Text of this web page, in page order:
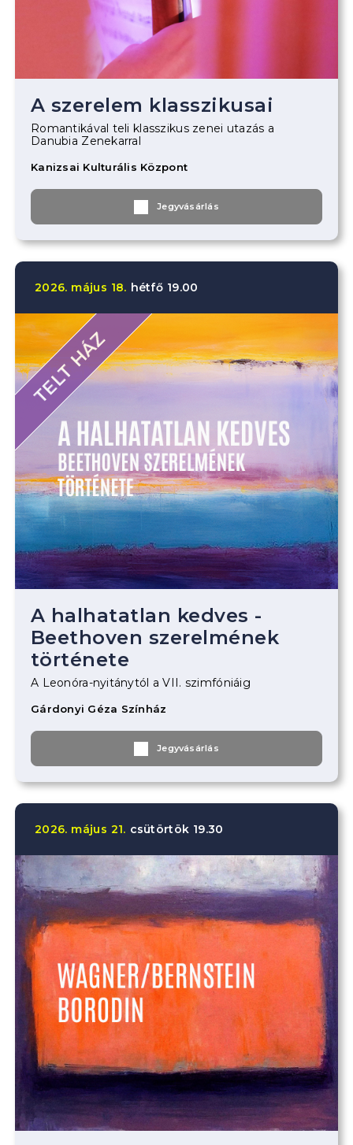
A szerelem klasszikusai
Romantikával teli klasszikus zenei utazás a
Danubia Zenekarral
Kanizsai Kulturális Központ
Jegyvásárlás
2026. május 18. hétfő 19.00
TELT HÁZ
A halhatatlan kedves -
Beethoven szerelmének
története
A Leonóra-nyitánytól a VII. szimfóniáig
Gárdonyi Géza Színház
Jegyvásárlás
2026. május 21. csütörtök 19.30